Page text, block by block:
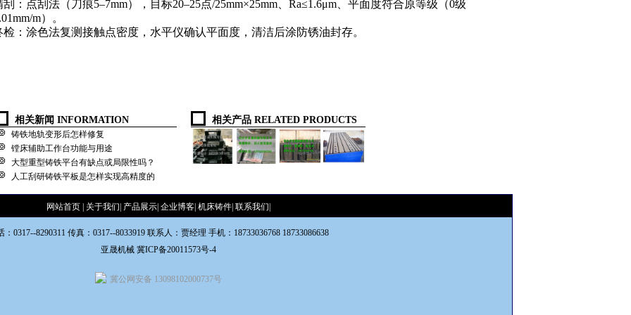
刮：点刮法（刀痕5–7mm），目标20–25点/25mm×25mm、 Ra≤1.6μm、平面度符合原等级（0级
m）。
检：涂色法复测接触点密度，水平仪确认平面度，清洁后涂防锈油封存。
相关新闻 INFORMATION
铸铁地轨变形后怎样修复
镗床辅助工作台功能与用途
大型重型铸铁平台有缺点或局限性吗？
人工刮研铸铁平板是怎样实现高精度的
相关产品 RELATED PRODUCTS
网站首页 关于我们 产品展示 企业博客 机床铸件 联系我们
：0317--8290311 传真：0317--8033919 联系人：贾经理 手机：18733036768 18733086638
亚晟机械 冀ICP备20011573号-4
冀公网安备 13098102000737号